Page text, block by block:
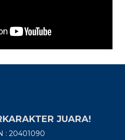
JUARA!
: 20401090